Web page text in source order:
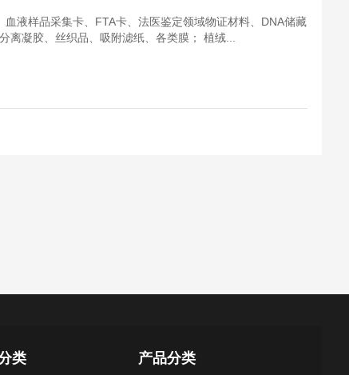
液样品采集卡、FTA卡、法医鉴定领域物证材料、DNA储藏
凝胶、丝织品、吸附滤纸、各类膜； 植绒...
类 产品分类